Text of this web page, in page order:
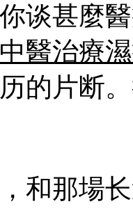
谈甚麼
中醫治療
的片断
和那場